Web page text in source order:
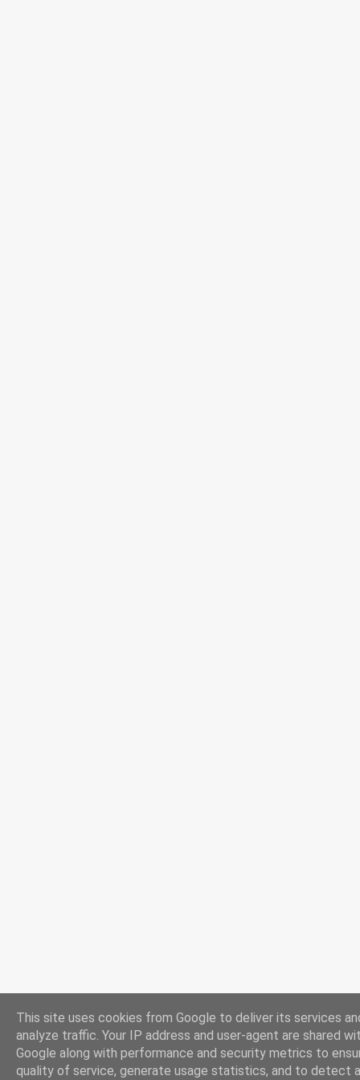
This site uses cookies from Google to deliver its services
analyze traffic. Your IP address and user-agent are shared
Google along with performance and security metrics to
quality of service, generate usage statistics, and to detect